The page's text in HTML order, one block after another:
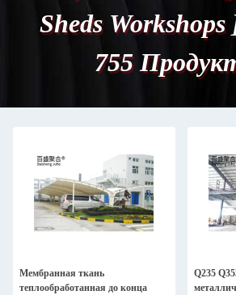
Sheds
755
Мембранная ткань
теплообработанная до конца
Q235